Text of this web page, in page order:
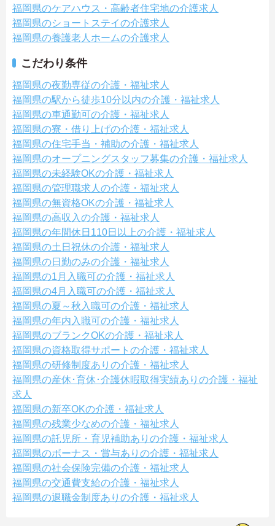
福岡県のケアハウス・高齢者住宅地の介護求人
福岡県のショートステイの介護求人
福岡県の養護老人ホームの介護求人
こだわり条件
福岡県の夜勤専従の介護・福祉求人
福岡県の駅から徒歩10分以内の介護・福祉求人
福岡県の車通勤可の介護・福祉求人
福岡県の寮・借り上げの介護・福祉求人
福岡県の住宅手当・補助の介護・福祉求人
福岡県のオープニングスタッフ募集の介護・福祉求人
福岡県の未経験OKの介護・福祉求人
福岡県の管理職求人の介護・福祉求人
福岡県の無資格OKの介護・福祉求人
福岡県の高収入の介護・福祉求人
福岡県の年間休日110日以上の介護・福祉求人
福岡県の土日祝休の介護・福祉求人
福岡県の日勤のみの介護・福祉求人
福岡県の1月入職可の介護・福祉求人
福岡県の4月入職可の介護・福祉求人
福岡県の夏～秋入職可の介護・福祉求人
福岡県の年内入職可の介護・福祉求人
福岡県のブランクOKの介護・福祉求人
福岡県の資格取得サポートの介護・福祉求人
福岡県の研修制度ありの介護・福祉求人
福岡県の産休･育休･介護休暇取得実績ありの介護・福祉
求人
福岡県の新卒OKの介護・福祉求人
福岡県の残業少なめの介護・福祉求人
福岡県の託児所・育児補助ありの介護・福祉求人
福岡県のボーナス・賞与ありの介護・福祉求人
福岡県の社会保険完備の介護・福祉求人
福岡県の交通費支給の介護・福祉求人
福岡県の退職金制度ありの介護・福祉求人